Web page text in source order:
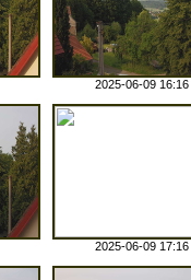
2025-06-09 16:16
2025-06-09 17:16